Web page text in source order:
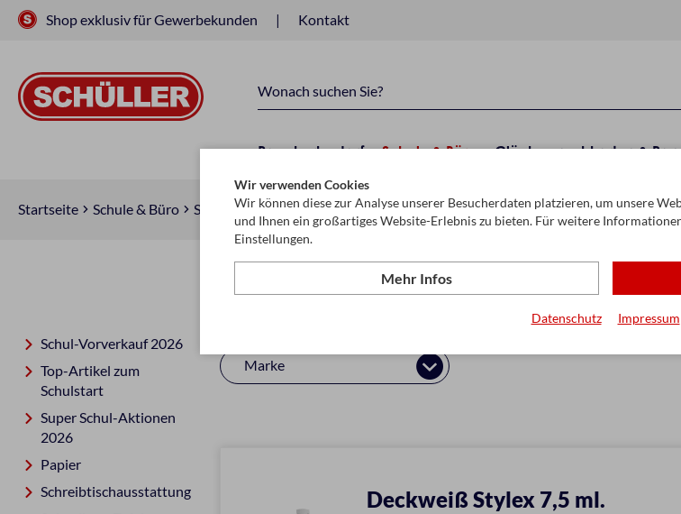
Shop exklusiv für Gewerbekunden Kontakt
Raucherbedarf Schule & Büro Glückwunschkarten &
Startseite Schule & Büro Schreiben, Zeichnen & Korrigieren Deckweiß
Schul-Vorverkauf 2026
Top-Artikel zum
Schulstart
Super Schul-Aktionen
2026
Papier
Schreibtischausstattung
Deckweiß
Marke
Deckweiß Stylex 7,5 ml.
Wir verwenden Cookies
Wir können diese zur Analyse unserer Besucherdaten platzieren, um unsere
und Ihnen ein großartiges Website-Erlebnis zu bieten. Für weitere
Einstellungen.
Mehr Infos
Datenschutz Impressum